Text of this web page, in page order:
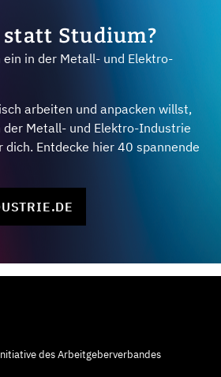
Studium?
in der Metall- und Elektro-
arbeiten und anpacken willst,
der Metall- und Elektro-Industrie
dich. Entdecke hier 40 spannende
des Arbeitgeberverbandes